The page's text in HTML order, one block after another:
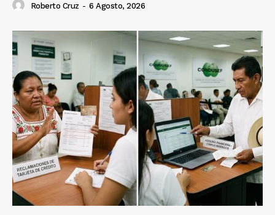
Roberto Cruz - 6 Agosto, 2026